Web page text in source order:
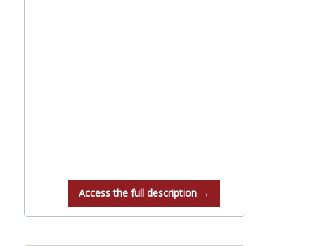
Access the full description →